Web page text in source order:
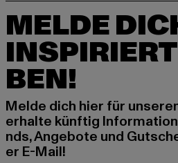
MELDE
BEN!
Melde dich hier für
erhalte künftig
nds, Angebote und
er E-Mail!